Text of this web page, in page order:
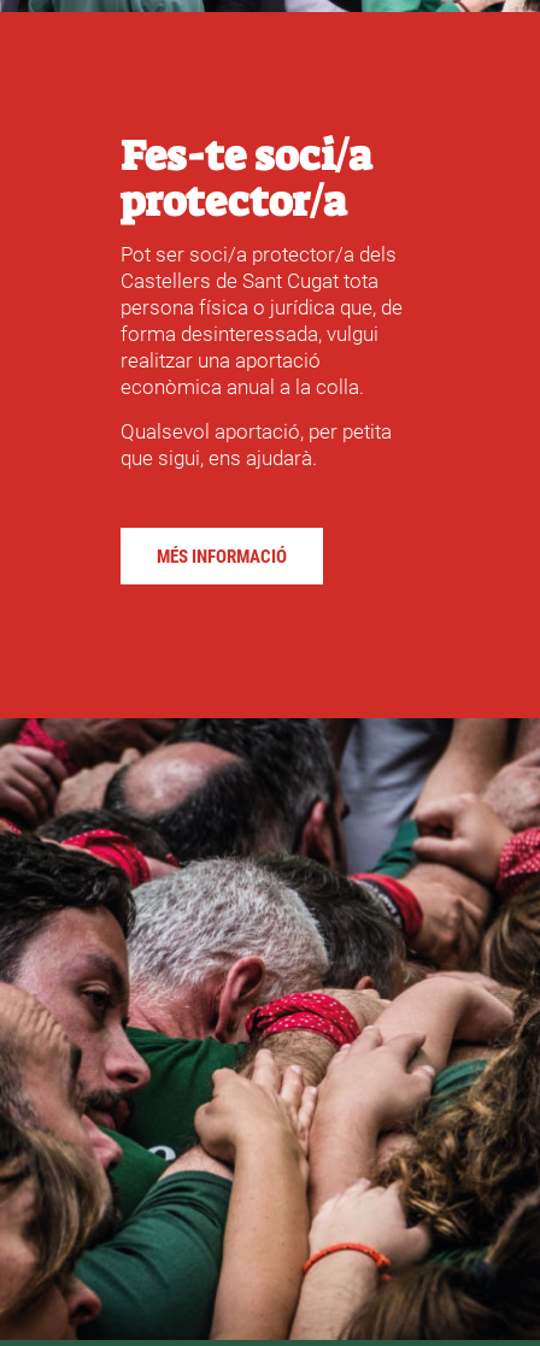
Fes-te soci/a
protector/a
Pot ser soci/a protector/a dels
Castellers de Sant Cugat tota
persona física o jurídica que, de
forma desinteressada, vulgui
realitzar una aportació
econòmica anual a la colla.
Qualsevol aportació, per petita
que sigui, ens ajudarà.
MÉS INFORMACIÓ